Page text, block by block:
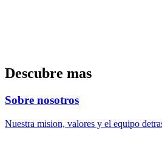
Descubre mas
Sobre nosotros
Nuestra mision, valores y el equipo